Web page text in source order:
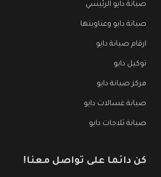
صيانة دايو الرئيسي
صيانة دايو وعناوينها
ارقام صيانة دايو
توكيل دايو
مركز صيانة دايو
صيانة غسالات دايو
صيانة ثلاجات دايو
كن دائما على تواصل معنا!